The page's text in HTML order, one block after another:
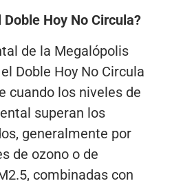
Hoy No Circula?
de la Megalópolis
Doble Hoy No Circula
cuando los niveles de
superan los
generalmente por
de ozono o de
combinadas con